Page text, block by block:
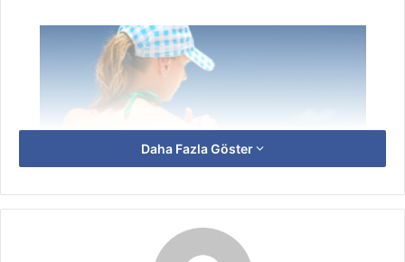
Daha Fazla Göster